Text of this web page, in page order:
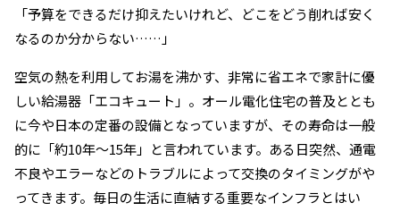
「予算をできるだけ抑えたいけれど、どこをどう削れば安く
なるのか分からない……」
空気の熱を利用してお湯を沸かす、非常に省エネで家計に優
しい給湯器「エコキュート」。オール電化住宅の普及ととも
に今や日本の定番の設備となっていますが、その寿命は一般
的に「約10年〜15年」と言われています。ある日突然、通電
不良やエラーなどのトラブルによって交換のタイミングがや
ってきます。毎日の生活に直結する重要なインフラとはい